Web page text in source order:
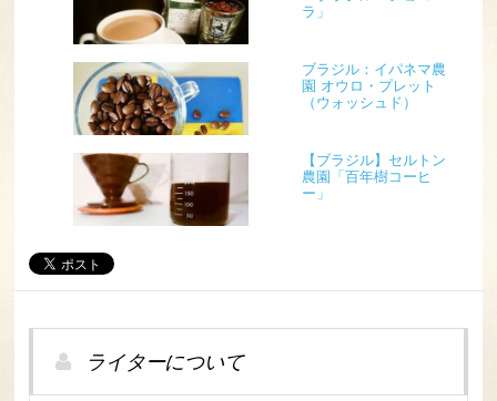
ラ」
ブラジル：イパネマ農
園 オウロ・プレット
（ウォッシュド）
【ブラジル】セルトン
農園「百年樹コーヒ
ー」
ライターについて